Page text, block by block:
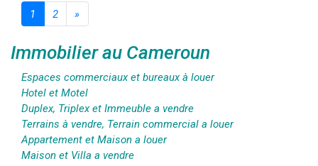
1 2 »
Immobilier au Cameroun
Espaces commerciaux et bureaux à louer
Hotel et Motel
Duplex, Triplex et Immeuble a vendre
Terrains à vendre, Terrain commercial a louer
Appartement et Maison a louer
Maison et Villa a vendre